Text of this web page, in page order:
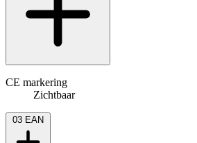
CE markering
Zichtbaar
03 EAN